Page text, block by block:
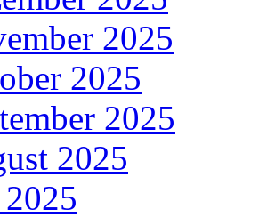
2025
2025
2025
2025